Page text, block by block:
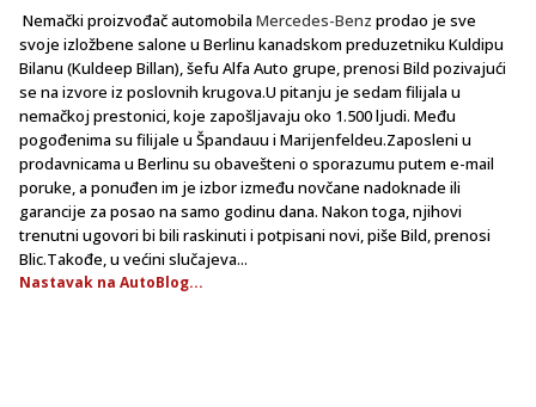
Nemački proizvođač automobila Mercedes-Benz prodao je sve
svoje izložbene salone u Berlinu kanadskom preduzetniku Kuldipu
Bilanu (Kuldeep Billan), šefu Alfa Auto grupe, prenosi Bild pozivajući
se na izvore iz poslovnih krugova.U pitanju je sedam filijala u
nemačkoj prestonici, koje zapošljavaju oko 1.500 ljudi. Među
pogođenima su filijale u Špandauu i Marijenfeldeu.Zaposleni u
prodavnicama u Berlinu su obavešteni o sporazumu putem e-mail
poruke, a ponuđen im je izbor između novčane nadoknade ili
garancije za posao na samo godinu dana. Nakon toga, njihovi
trenutni ugovori bi bili raskinuti i potpisani novi, piše Bild, prenosi
Blic.Takođe, u većini slučajeva...
Nastavak na AutoBlog...